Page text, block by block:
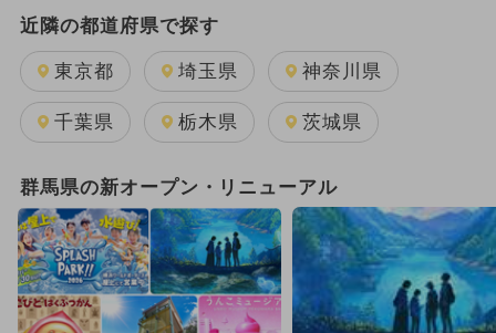
2024年のイベント
2025年11月のイベント
2026年8月のイベント
2025年10月のイベント
GW(ゴールデンウィーク) 日帰り
グルメフェス 2025年9月のイベント
近隣の都道府県で探す
東京都 埼玉県 神奈川県
千葉県 栃木県 茨城県
群馬県の新オープン・リニューアル